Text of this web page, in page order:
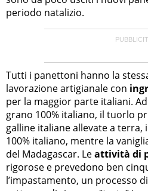
periodo natalizio.
Tutti i panettoni hanno la
lavorazione artigianale con
per la maggior parte italiani.
grano 100% italiano, il tuorlo
galline italiane allevate a
100% italiano, mentre la
del Madagascar. Leattività di
rigorose e prevedono ben
l’impastamento, un processo